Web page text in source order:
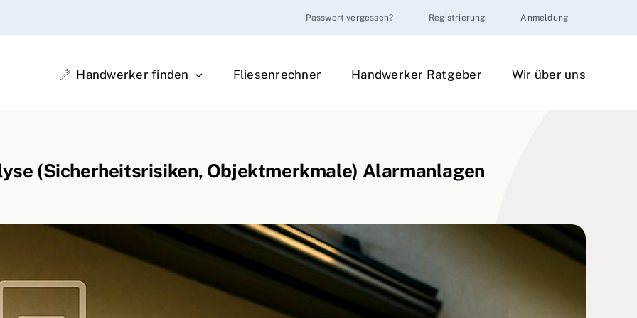
Passwort vergessen? Registrierung Anmeldung
Handwerker finden Fliesenrechner Handwerker Ratgeber Wir über uns
(Sicherheitsrisiken, Objektmerkmale) Alarmanlagen